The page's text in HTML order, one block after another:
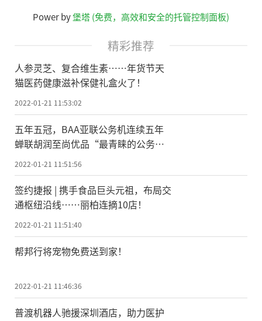
Power by堡塔 (免费，高效和安全的托管控制面板)
精彩推荐
人参灵芝、复合维生素……年货节天
猫医药健康滋补保健礼盒火了！
2022-01-21 11:53:02
五年五冠，BAA亚联公务机连续五年
蝉联胡润至尚优品“最青睐的公务机
2022-01-21 11:51:56
签约捷报 | 携手食品巨头元祖，布局交
通枢纽沿线……丽柏连摘10店！
2022-01-21 11:51:40
帮邦行将宠物免费送到家！
2022-01-21 11:46:36
普渡机器人驰援深圳酒店，助力医护